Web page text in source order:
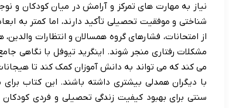
نیاز به مهارت های تمرکز و آرامش در میان کودکان و
شناختی و موفقیت تحصیلی تأکید دارند، اما کمتر به
از امتحانات، فشارهای گروه همسالان و انتظارات
مشکلات رفتاری منجر شوند. اینگرید تیوفل با نگاهی
می کند که می تواند به دانش آموزان کمک کند تا
با دیگران همدلی بیشتری داشته باشند. این کتاب
سنتی برای بهبود کیفیت زندگی تحصیلی و فردی